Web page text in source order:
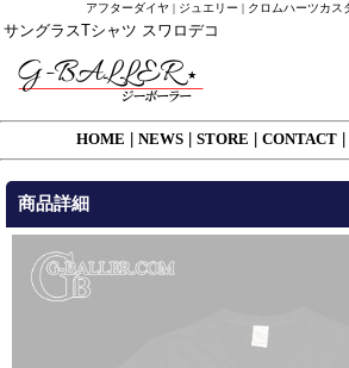
アフターダイヤ | ジュエリー | クロムハーツカス
サングラスTシャツ スワロデコ
HOME NEWS STORE CONTACT
商品詳細